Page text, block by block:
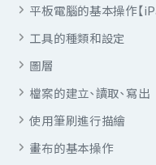
平板電腦的基本操作【
工具的種類和設定
圖層
檔案的建立、讀取、寫出
使用筆刷進行描繪
畫布的基本操作